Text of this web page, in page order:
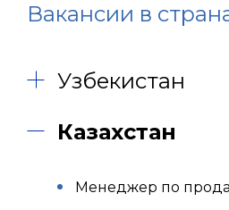
Вакансии в
Узбекистан
Казахстан
Менеджер по